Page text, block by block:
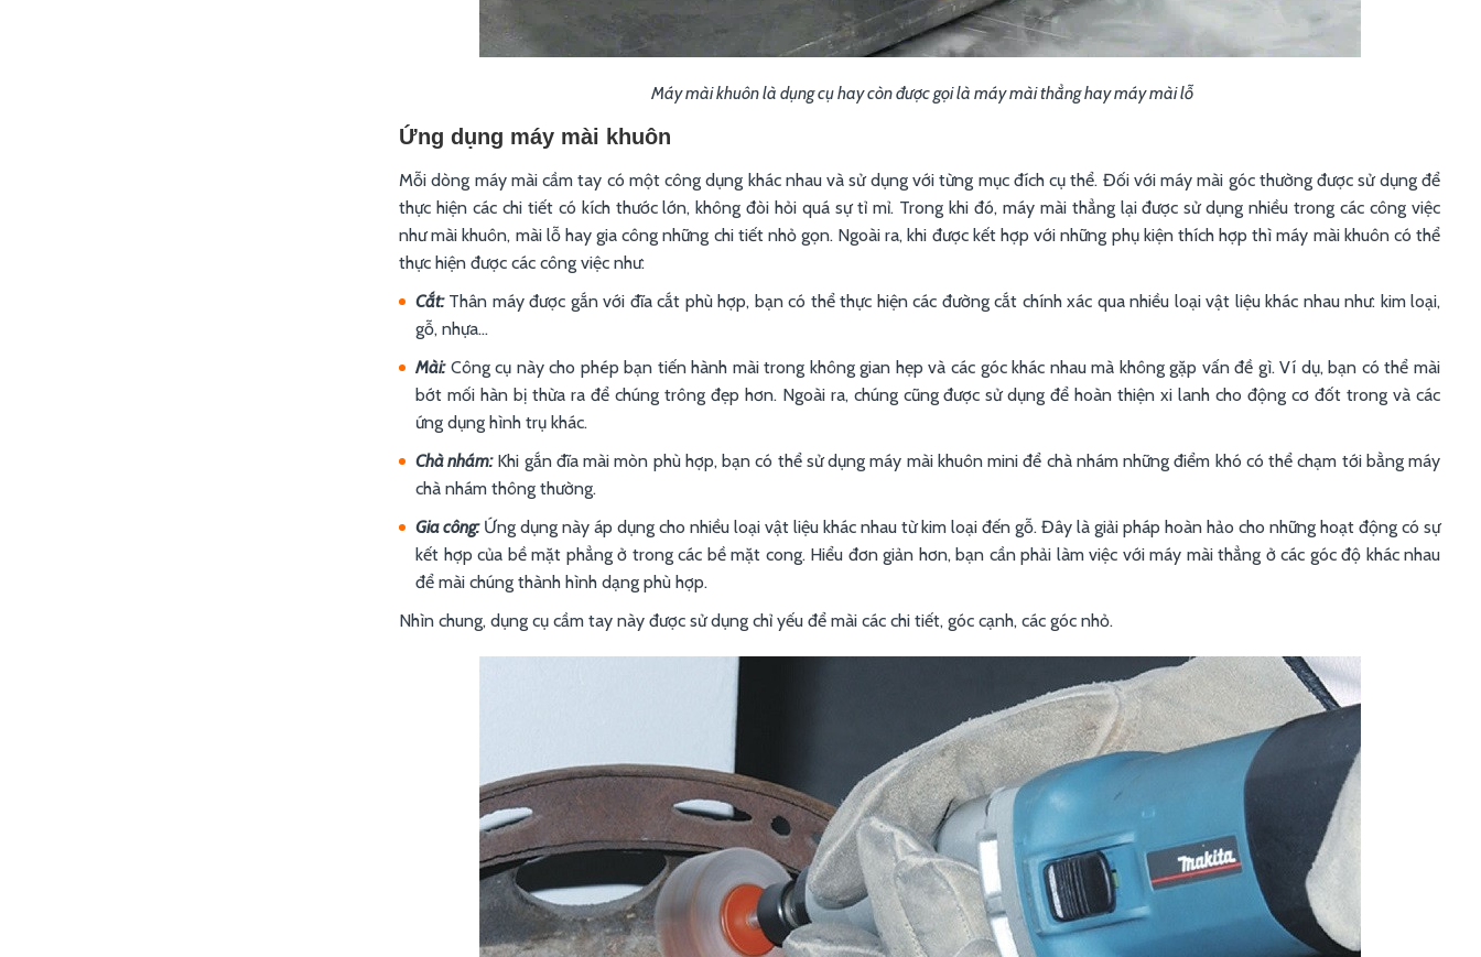
Máy mài khuôn là dụng cụ hay còn được gọi là máy mài thẳng hay máy mài lỗ
Ứng dụng máy mài khuôn
Mỗi dòng máy mài cầm tay có một công dụng khác nhau và sử dụng với từng mục đích cụ thể. Đối với máy mài góc thường được sử dụng để
thực hiện các chi tiết có kích thước lớn, không đòi hỏi quá sự tỉ mỉ. Trong khi đó, máy mài thẳng lại được sử dụng nhiều trong các công việc
như mài khuôn, mài lỗ hay gia công những chi tiết nhỏ gọn. Ngoài ra, khi được kết hợp với những phụ kiện thích hợp thì máy mài khuôn có thể
thực hiện được các công việc như:
Cắt:Thân máy được gắn với đĩa cắt phù hợp, bạn có thể thực hiện các đường cắt chính xác qua nhiều loại vật liệu khác nhau như: kim loại,
gỗ, nhựa…
Mài:Công cụ này cho phép bạn tiến hành mài trong không gian hẹp và các góc khác nhau mà không gặp vấn đề gì. Ví dụ, bạn có thể mài
bớt mối hàn bị thừa ra để chúng trông đẹp hơn. Ngoài ra, chúng cũng được sử dụng để hoàn thiện xi lanh cho động cơ đốt trong và các
ứng dụng hình trụ khác.
Chà nhám:Khi gắn đĩa mài mòn phù hợp, bạn có thể sử dụng máy mài khuôn mini để chà nhám những điểm khó có thể chạm tới bằng máy
chà nhám thông thường.
Gia công:Ứng dụng này áp dụng cho nhiều loại vật liệu khác nhau từ kim loại đến gỗ. Đây là giải pháp hoàn hảo cho những hoạt động có sự
kết hợp của bề mặt phẳng ở trong các bề mặt cong. Hiểu đơn giản hơn, bạn cần phải làm việc với máy mài thẳng ở các góc độ khác nhau
để mài chúng thành hình dạng phù hợp.
Nhìn chung, dụng cụ cầm tay này được sử dụng chỉ yếu để mài các chi tiết, góc cạnh, các góc nhỏ.